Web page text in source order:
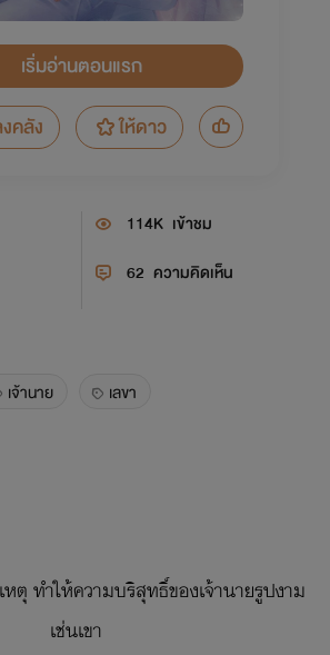
เริ่มอ่านตอนแรก
คลัง
ให้ดาว
114K เข้าชม
62 ความคิดเห็น
เจ้านาย เลขา
หตุ ทำให้ความบริสุทธิ์ของเจ้านายรูปงาม
เช่นเขา